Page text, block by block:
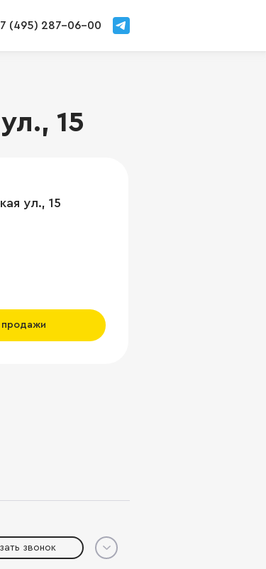
(495) 287-06-00
15
ул., 15
продажи
звонок